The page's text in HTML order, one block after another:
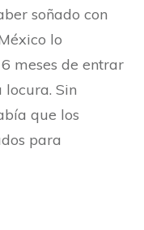
soñado con
lo
meses de entrar
Sin
que los
para